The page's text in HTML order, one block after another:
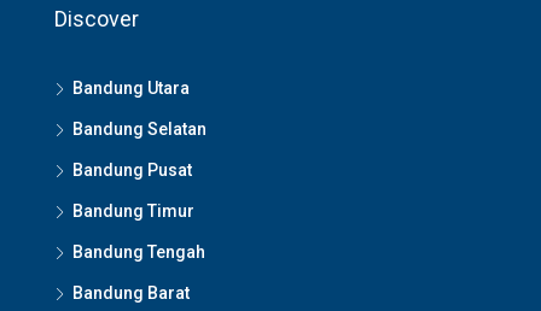
Discover
Bandung Utara
Bandung Selatan
Bandung Pusat
Bandung Timur
Bandung Tengah
Bandung Barat